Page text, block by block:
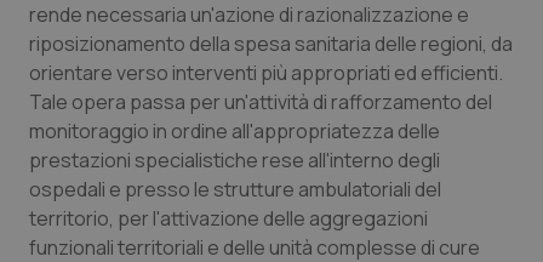
Toscana
Umbria
Valle D’Aosta
Veneto
Obesità
Oftalmologia
Oncodermatologia
Oncoematologia
rende necessaria un'azione di razionalizzazione e
riposizionamento della spesa sanitaria delle regioni, da
orientare verso interventi più appropriati ed efficienti.
Tale opera passa per un'attività di rafforzamento del
monitoraggio in ordine all'appropriatezza delle
prestazioni specialistiche rese all'interno degli
ospedali e presso le strutture ambulatoriali del
territorio, per l'attivazione delle aggregazioni
funzionali territoriali e delle unità complesse di cure